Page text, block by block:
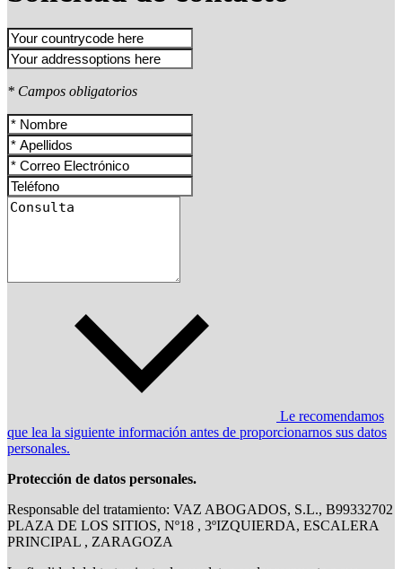
* Campos obligatorios
Le recomendamos
que lea la siguiente información antes de proporcionarnos sus datos
personales.
Protección de datos personales.
Responsable del tratamiento: VAZ ABOGADOS, S.L., B99332702
PLAZA DE LOS SITIOS, Nº18 , 3ºIZQUIERDA, ESCALERA
PRINCIPAL , ZARAGOZA